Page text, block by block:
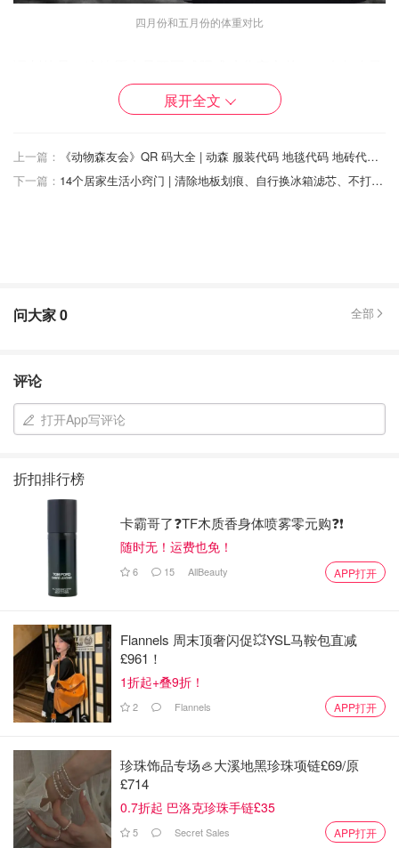
四月份和五月份的体重对比
不争气，这下变成了失败反思总结文了，人生真的是计划赶
下面就来列一列减肥路上那些妨碍我瘦成一道闪电的绊脚石
们。
自从家里买到了Costco二十五磅重的面粉，老妈做面食的欲
什么，你问我为什么不能吃到七成饱就好?作为一个视面食
如命的北方人，我真的有在很努力地争取吃到十成饱就打住
辽!
减肥路上的绊脚石2 - 我有一个猪队友
展开全文
上一篇：
《动物森友会》QR 码大全 | 动森 服装代码 地毯代码 地砖代码 全分享! 简单壁板 永远滴神!
下一篇：
14个居家生活小窍门 | 清除地板划痕、自行换冰箱滤芯、不打孔安窗帘、银饰速洗、DIY补皮鞋面磨损...
问大家0 全部
评论
打开App写评论
折扣排行榜
卡霸哥了❓TF木质香身体喷雾零元购❓❗
随时无！运费也免！
6 15 AllBeauty APP打开
Flannels 周末顶奢闪促💥YSL马鞍包直减
£961！
1折起+叠9折！
2 Flannels APP打开
珍珠饰品专场🦪大溪地黑珍珠项链£69/原
£714
0.7折起 巴洛克珍珠手链£35
5 Secret Sales APP打开